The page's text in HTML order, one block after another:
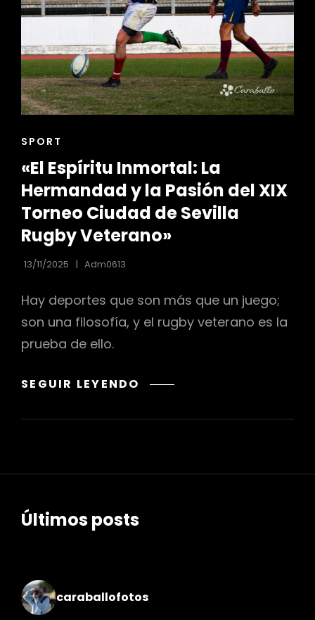
ENLACES
LAS
CATEGORÍAS
SPORT
«El Espíritu Inmortal: La
Hermandad y la Pasión del XIX
Torneo Ciudad de Sevilla
Rugby Veterano»
13/11/2025 Adm0613
Hay deportes que son más que un juego;
son una filosofía, y el rugby veterano es la
prueba de ello.
SEGUIR LEYENDO «EL
INMORTAL:
Y
DEL
DE
Últimos posts
caraballofotos